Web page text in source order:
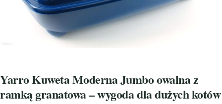
Yarro Kuweta Moderna Jumbo owalna z
ramką granatowa – wygoda dla dużych kotów